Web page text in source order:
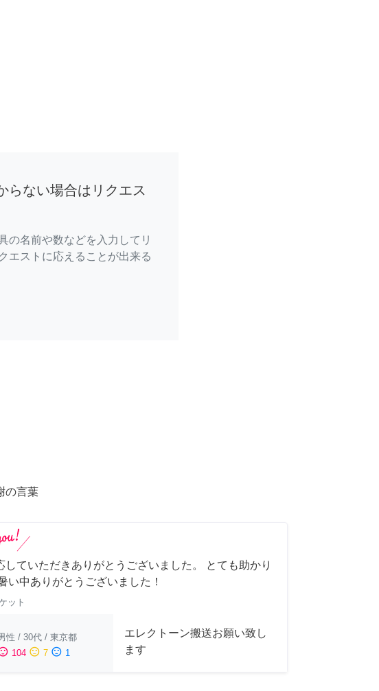
らない場合はリクエス
の名前や数などを入力してリ
エストに応えることが出来る
の言葉
していただきありがとうございました。 とても助かり
い中ありがとうございました！
ット
性 / 30代 / 東京都
104 sentiment_neutral 7 sentiment_dissatisfied 1
エレクトーン搬送お願い致し
ます